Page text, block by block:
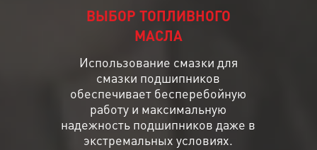
ВЫБОР ТОПЛИВНОГО
МАСЛА
Использование смазки для
смазки подшипников
обеспечивает бесперебойную
работу и максимальную
надежность подшипников даже в
экстремальных условиях.